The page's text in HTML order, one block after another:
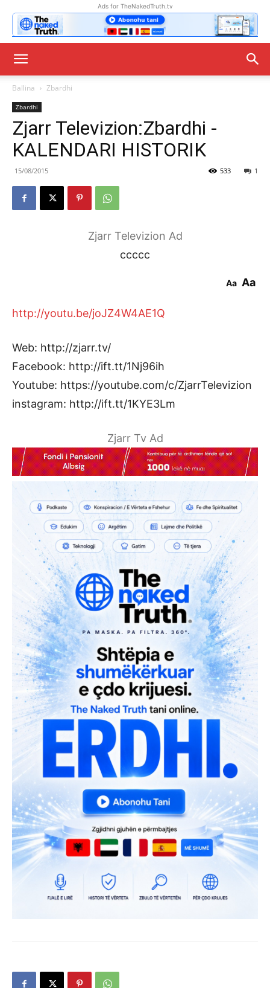
Ads for TheNakedTruth.tv
Ballina Zbardhi
Zbardhi
Zjarr Televizion:Zbardhi -
KALENDARI HISTORIK
15/08/2015 1
533
Zjarr Televizion Ad
ccccc
Aa Aa
http://youtu.be/joJZ4W4AE1Q
Web: http://zjarr.tv/
Facebook: http://ift.tt/1Nj96ih
Youtube: https://youtube.com/c/ZjarrTelevizion
instagram: http://ift.tt/1KYE3Lm
Zjarr Tv Ad